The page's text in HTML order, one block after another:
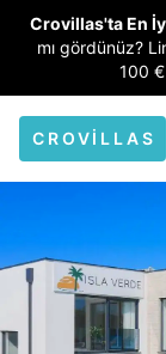
Crovillas'ta En
mı gördünüz?
100
CROVILLAS